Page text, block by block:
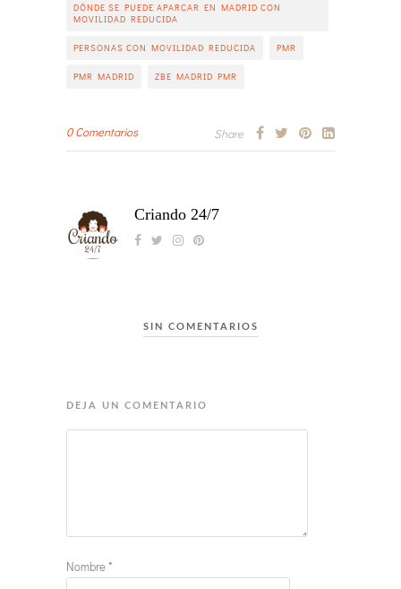
DÓNDE SE PUEDE APARCAR EN MADRID CON
MOVILIDAD REDUCIDA
PERSONAS CON MOVILIDAD REDUCIDA PMR
PMR MADRID ZBE MADRID PMR
0 Comentarios Share
Criando 24/7
SIN COMENTARIOS
DEJA UN COMENTARIO
Nombre*